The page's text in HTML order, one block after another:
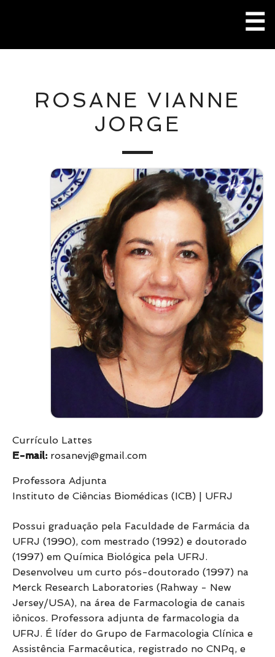
conteúdo
☰
ROSANE VIANNE
JORGE
Currículo Lattes
E-mail: rosanevj@gmail.com
Professora Adjunta
Instituto de Ciências Biomédicas (ICB) | UFRJ
Possui graduação pela Faculdade de Farmácia da
UFRJ (1990), com mestrado (1992) e doutorado
(1997) em Química Biológica pela UFRJ.
Desenvolveu um curto pós-doutorado (1997) na
Merck Research Laboratories (Rahway - New
Jersey/USA), na área de Farmacologia de canais
iônicos. Professora adjunta de farmacologia da
UFRJ. É líder do Grupo de Farmacologia Clínica e
Assistência Farmacêutica, registrado no CNPq, e